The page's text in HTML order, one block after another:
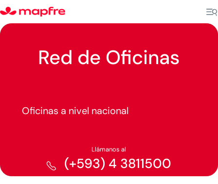
Red de Oficinas
Oficinas a nivel nacional
Llámanos al
(+593) 4 3811500